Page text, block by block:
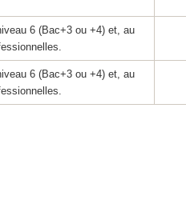
6 (Bac+3 ou +4) et, au
6 (Bac+3 ou +4) et, au